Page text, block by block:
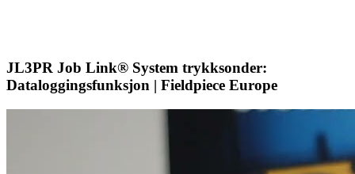
JL3PR Job Link® System trykksonder:
Dataloggingsfunksjon | Fieldpiece Europe